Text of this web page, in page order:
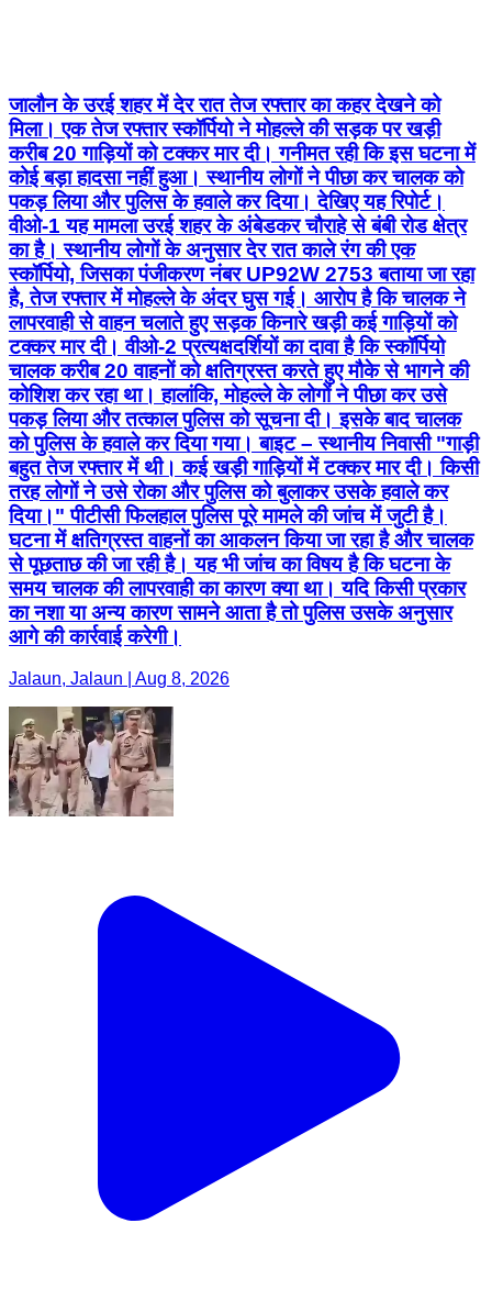
जालौन के उरई शहर में देर रात तेज रफ्तार का कहर देखने को
मिला। एक तेज रफ्तार स्कॉर्पियो ने मोहल्ले की सड़क पर खड़ी
करीब 20 गाड़ियों को टक्कर मार दी। गनीमत रही कि इस घटना में
कोई बड़ा हादसा नहीं हुआ। स्थानीय लोगों ने पीछा कर चालक को
पकड़ लिया और पुलिस के हवाले कर दिया। देखिए यह रिपोर्ट।
वीओ-1 यह मामला उरई शहर के अंबेडकर चौराहे से बंबी रोड क्षेत्र
का है। स्थानीय लोगों के अनुसार देर रात काले रंग की एक
स्कॉर्पियो, जिसका पंजीकरण नंबर UP92W 2753 बताया जा रहा
है, तेज रफ्तार में मोहल्ले के अंदर घुस गई। आरोप है कि चालक ने
लापरवाही से वाहन चलाते हुए सड़क किनारे खड़ी कई गाड़ियों को
टक्कर मार दी। वीओ-2 प्रत्यक्षदर्शियों का दावा है कि स्कॉर्पियो
चालक करीब 20 वाहनों को क्षतिग्रस्त करते हुए मौके से भागने की
कोशिश कर रहा था। हालांकि, मोहल्ले के लोगों ने पीछा कर उसे
पकड़ लिया और तत्काल पुलिस को सूचना दी। इसके बाद चालक
को पुलिस के हवाले कर दिया गया। बाइट – स्थानीय निवासी "गाड़ी
बहुत तेज रफ्तार में थी। कई खड़ी गाड़ियों में टक्कर मार दी। किसी
तरह लोगों ने उसे रोका और पुलिस को बुलाकर उसके हवाले कर
दिया।" पीटीसी फिलहाल पुलिस पूरे मामले की जांच में जुटी है।
घटना में क्षतिग्रस्त वाहनों का आकलन किया जा रहा है और चालक
से पूछताछ की जा रही है। यह भी जांच का विषय है कि घटना के
समय चालक की लापरवाही का कारण क्या था। यदि किसी प्रकार
का नशा या अन्य कारण सामने आता है तो पुलिस उसके अनुसार
आगे की कार्रवाई करेगी।
Jalaun, Jalaun | Aug 8, 2026